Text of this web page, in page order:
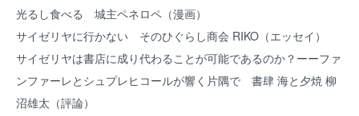
光るし食べる 城主ペネロペ（漫画）
サイゼリヤに行かない そのひぐらし商会 RIKO（エッセイ）
サイゼリヤは書店に成り代わることが可能であるのか？ーーファ
ンファーレとシュプレヒコールが響く片隅で 書肆 海と夕焼 柳
沼雄太（評論）